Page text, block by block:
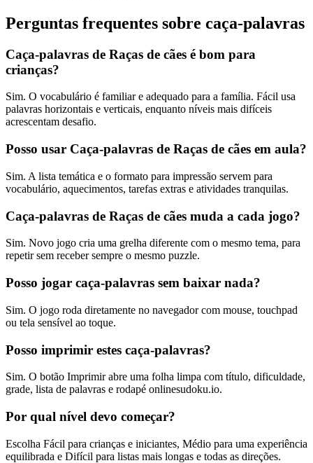
Perguntas frequentes sobre caça-palavras
Caça-palavras de Raças de cães é bom para
crianças?
Sim. O vocabulário é familiar e adequado para a família. Fácil usa
palavras horizontais e verticais, enquanto níveis mais difíceis
acrescentam desafio.
Posso usar Caça-palavras de Raças de cães em aula?
Sim. A lista temática e o formato para impressão servem para
vocabulário, aquecimentos, tarefas extras e atividades tranquilas.
Caça-palavras de Raças de cães muda a cada jogo?
Sim. Novo jogo cria uma grelha diferente com o mesmo tema, para
repetir sem receber sempre o mesmo puzzle.
Posso jogar caça-palavras sem baixar nada?
Sim. O jogo roda diretamente no navegador com mouse, touchpad
ou tela sensível ao toque.
Posso imprimir estes caça-palavras?
Sim. O botão Imprimir abre uma folha limpa com título, dificuldade,
grade, lista de palavras e rodapé onlinesudoku.io.
Por qual nível devo começar?
Escolha Fácil para crianças e iniciantes, Médio para uma experiência
equilibrada e Difícil para listas mais longas e todas as direções.